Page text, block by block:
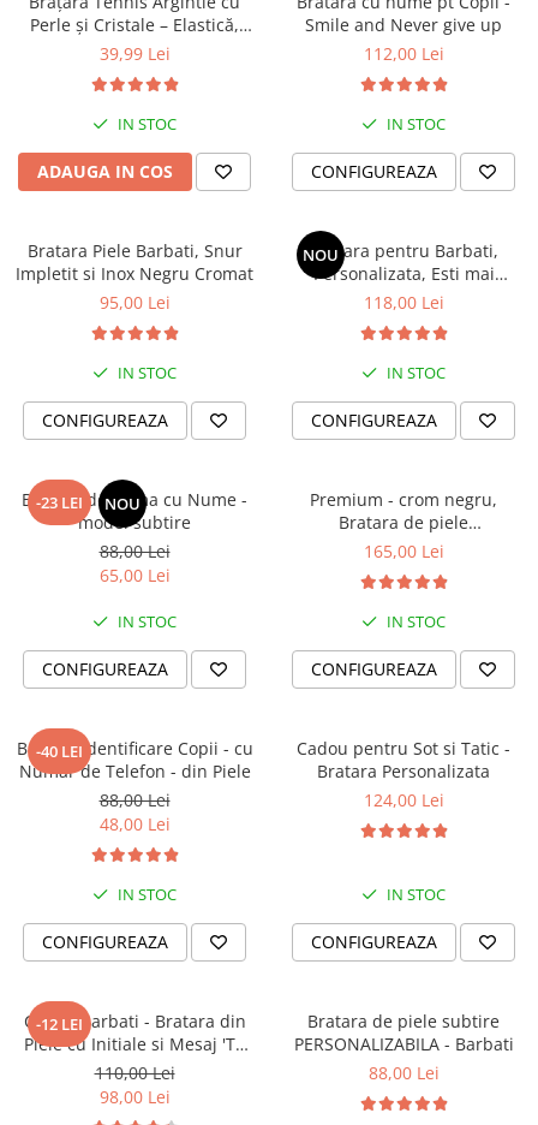
DichisShop suferă deteriorări, îl poți trimite înapoi
la noi pentru reparații (în limita stocului disponibil
de materiale sau de comun acord îl reconstituim
reparațiile, în funcție de daune, sunt suportate de
noi sau și de client.
Perle și Cristale – Elastică,
Damă, Cadou
39,99 Lei
IN STOC
ADAUGA IN COS
Smile and Never give up
112,00 Lei
IN STOC
CONFIGUREAZA
Bratara Piele Barbati, Snur
Impletit si Inox Negru Cromat
95,00 Lei
IN STOC
CONFIGUREAZA
NOU
Bratara pentru Barbati,
Personalizata, Esti mai
puternic si mai iubit
118,00 Lei
IN STOC
CONFIGUREAZA
-23 LEI NOU
Bratara de Dama cu Nume -
model subtire
88,00 Lei
65,00 Lei
IN STOC
CONFIGUREAZA
Premium - crom negru,
Bratara de piele
PERSONALIZABILA (classic)
165,00 Lei
IN STOC
CONFIGUREAZA
-40 LEI
Bratara identificare Copii - cu
Numar de Telefon - din Piele
88,00 Lei
48,00 Lei
IN STOC
CONFIGUREAZA
Cadou pentru Sot si Tatic -
Bratara Personalizata
124,00 Lei
IN STOC
CONFIGUREAZA
-12 LEI
Cadou Barbati - Bratara din
Piele cu Initiale si Mesaj 'Te
Iubesc'
110,00 Lei
98,00 Lei
Bratara de piele subtire
PERSONALIZABILA - Barbati
88,00 Lei